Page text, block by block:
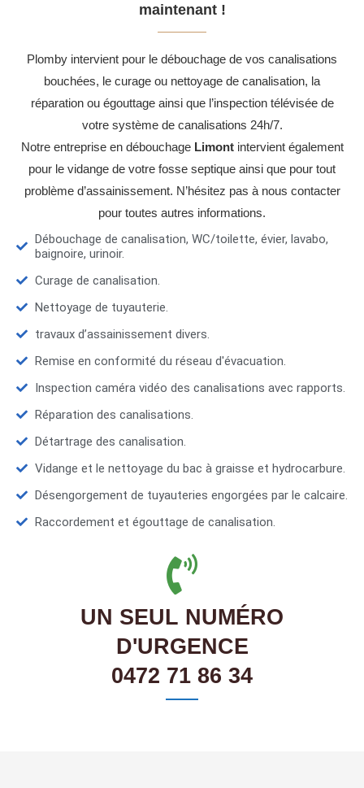
maintenant !
Plomby intervient pour le débouchage de vos canalisations
bouchées, le curage ou nettoyage de canalisation, la
réparation ou égouttage ainsi que l’inspection télévisée de
votre système de canalisations 24h/7.
Notre entreprise en débouchage Limontintervient également
pour le vidange de votre fosse septique ainsi que pour tout
problème d’assainissement. N’hésitez pas à nous contacter
pour toutes autres informations.
Débouchage de canalisation, WC/toilette, évier, lavabo,
baignoire, urinoir.
Curage de canalisation.
Nettoyage de tuyauterie.
travaux d’assainissement divers.
Remise en conformité du réseau d'évacuation.
Inspection caméra vidéo des canalisations avec rapports.
Réparation des canalisations.
Détartrage des canalisation.
Vidange et le nettoyage du bac à graisse et hydrocarbure.
Désengorgement de tuyauteries engorgées par le calcaire.
Raccordement et égouttage de canalisation.
UN SEUL NUMÉRO
D'URGENCE
0472 71 86 34